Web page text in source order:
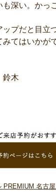
深い。かっ
プだと目立
てはいかが
木
PREMIUM 名古